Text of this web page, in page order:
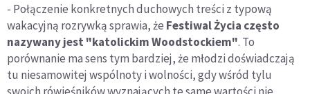
- Połączenie konkretnych duchowych treści z typową
wakacyjną rozrywką sprawia, że Festiwal Życia często
nazywany jest "katolickim Woodstockiem". To
porównanie ma sens tym bardziej, że młodzi doświadczają
tu niesamowitej wspólnoty i wolności, gdy wśród tylu
swoich rówieśników wyznających te same wartości nie